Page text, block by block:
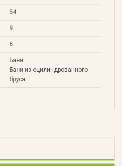
54
9
6
Бани
Бани из оцилиндрованного
бруса